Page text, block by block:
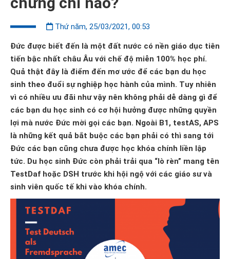
Thứ năm, 25/03/2021, 00:53
Đức được biết đến là một đất nước có nền giáo dục tiên
tiến bậc nhất châu Âu với chế độ miễn 100% học phí.
Quả thật đây là điểm đến mơ ước để các bạn du học
sinh theo đuổi sự nghiệp học hành của mình. Tuy nhiên
vì có nhiều ưu đãi như vậy nên không phải dễ dàng gì để
các bạn du học sinh có cơ hội hưởng được những quyền
lợi mà nước Đức mời gọi các bạn. Ngoài B1, testAS, APS
là những kết quả bắt buộc các bạn phải có thì sang tới
Đức các bạn cũng chưa được học khóa chính liền lập
tức. Du học sinh Đức còn phải trải qua “lò rèn” mang tên
TestDaf hoặc DSH trước khi hội ngộ với các giáo sư và
sinh viên quốc tế khi vào khóa chính.